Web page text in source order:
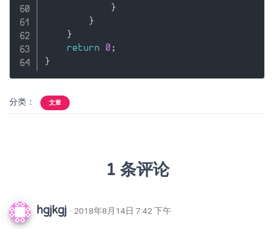
}
}
}
return
0 ;
}
分类： 文章
1 条评论
hgjkgj · 2018年8月14日 7:42 下午